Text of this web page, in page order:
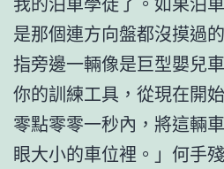
是那個連方向盤都沒摸過
指旁邊一輛像是巨型嬰兒
你的訓練工具，從現在開
零點零零一秒內，將這輛
眼大小的車位裡。」何手